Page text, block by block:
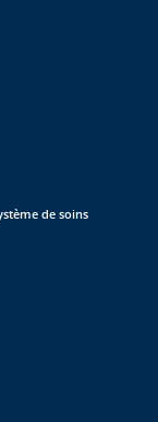
de soins